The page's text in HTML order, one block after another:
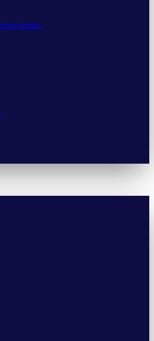
les fonds.